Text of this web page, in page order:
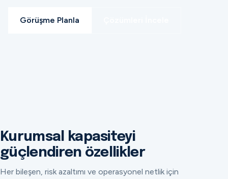
Görüşme Planla
Kurumsal kapasiteyi
güçlendiren özellikler
Her bileşen, risk azaltımı ve operasyonel netlik için